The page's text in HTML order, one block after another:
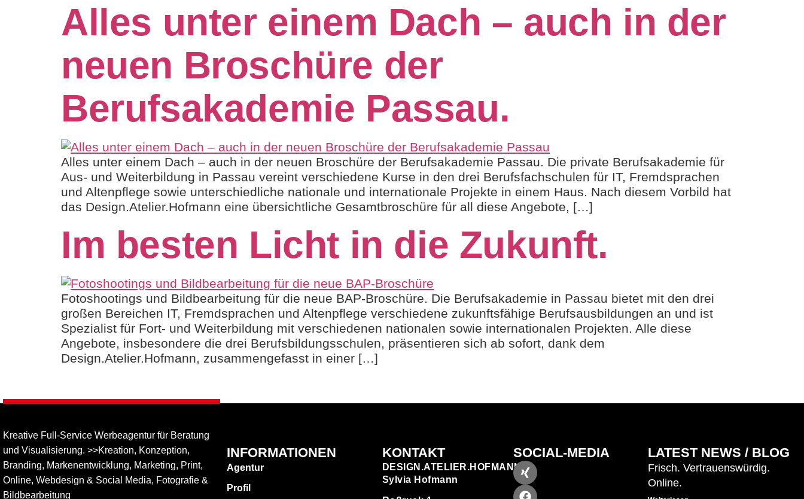
Alles unter einem Dach – auch in der
neuen Broschüre der
Berufsakademie Passau.
Alles unter einem Dach – auch in der neuen Broschüre der Berufsakademie Passau. Die private Berufsakademie für
Aus- und Weiterbildung in Passau vereint verschiedene Kurse in den drei Berufsfachschulen für IT, Fremdsprachen
und Altenpflege sowie unterschiedliche nationale und internationale Projekte in einem Haus. Nach diesem Vorbild hat
das Design.Atelier.Hofmann eine übersichtliche Gesamtbroschüre für all diese Angebote, […]
Im besten Licht in die Zukunft.
Fotoshootings und Bildbearbeitung für die neue BAP-Broschüre. Die Berufsakademie in Passau bietet mit den drei
großen Bereichen IT, Fremdsprachen und Altenpflege verschiedene zukunftsfähige Berufsausbildungen an und ist
Spezialist für Fort- und Weiterbildung mit verschiedenen nationalen sowie internationalen Projekten. Alle diese
Angebote, insbesondere die drei Berufsbildungsschulen, präsentieren sich ab sofort, dank dem
Design.Atelier.Hofmann, zusammengefasst in einer […]
Kreative Full-Service Werbeagentur für Beratung
und Visualisierung. >>Kreation, Konzeption,
Branding, Markenentwicklung, Marketing, Print,
Online, Web­design & Social Media, Fotografie &
Bildbear­bei­tung
INFORMATIONEN
Agentur
Profil
KONTAKT
DESIGN.ATELIER.HOFMANN
Sylvia Hofmann
SOCIAL-MEDIA LATEST NEWS / BLOG
Frisch. Vertrauenswürdig.
Online.